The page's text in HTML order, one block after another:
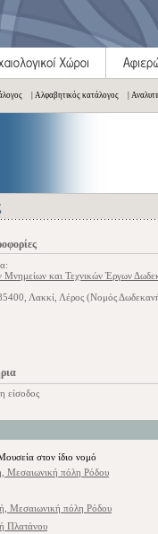
| Αλφαβητικός κατάλογος |
Μνημείων και Τεχνικών Έργων
Λακκί, Λέρος (Νομός
είσοδος
στον ίδιο νομό
Μεσαιωνική πόλη Ρόδου
Μεσαιωνική πόλη Ρόδου
Πλατάνου